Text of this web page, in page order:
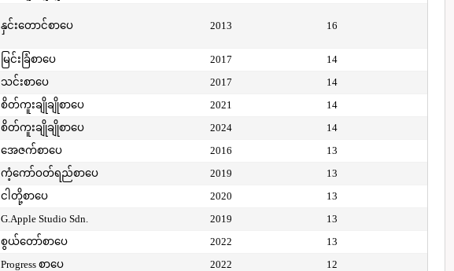
နှင်းတောင်စာပေ 2013 16
မြင်းခြံစာပေ 2017
14
သင်းစာပေ 2017
14
စိတ်ကူးချိုချိုစာပေ 2021
14
စိတ်ကူးချိုချိုစာပေ 2024
14
အေဇက်စာပေ 2016
13
ကံ့ကော်ဝတ်ရည်စာပေ 2019
13
ငါတို့စာပေ 2020
13
G.Apple Studio Sdn. 2019
13
စွယ်တော်စာပေ 2022
13
Progress စာပေ 2022
12